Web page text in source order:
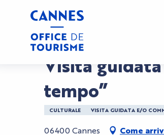
principal
Casa Visita guidata “Cannes,
Mercoledì 12 agosto a 09:15 /
Visita
tempo”
CULTURALE VISITA GUIDATA E/O
06400 Cannes Come